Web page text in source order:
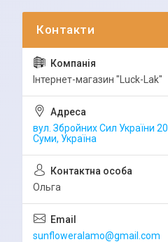
Інтернет-магазин "Luck-Lak"
вул. Збройних Сил України
Суми, Україна
Ольга
sunfloweralamo@gmail.com